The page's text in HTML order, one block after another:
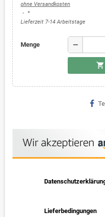
ohne Versandkosten
*
Lieferzeit 7-14 Arbeitstage
Menge remove
shopping_cart
Lieferbedingungen